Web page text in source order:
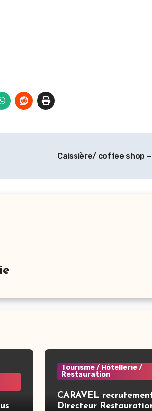
Caissière/ coffee shop
Tourisme / Hôtellerie /
Restauration
CARAVEL
Directeur